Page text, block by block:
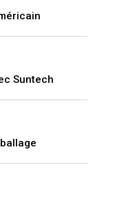
Suntech